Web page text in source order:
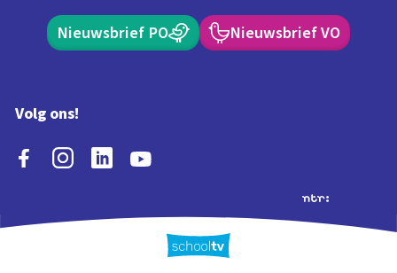
Nieuwsbrief PO Nieuwsbrief VO
Volg ons!